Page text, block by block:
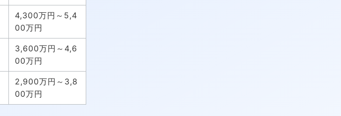
4,300万円～5,4
00万円
3,600万円～4,6
00万円
2,900万円～3,8
00万円